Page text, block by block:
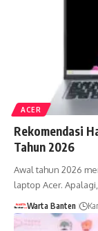
ACER
Rekomendasi
Tahun 2026
Awal tahun 2026
laptop Acer.
Warta Banten